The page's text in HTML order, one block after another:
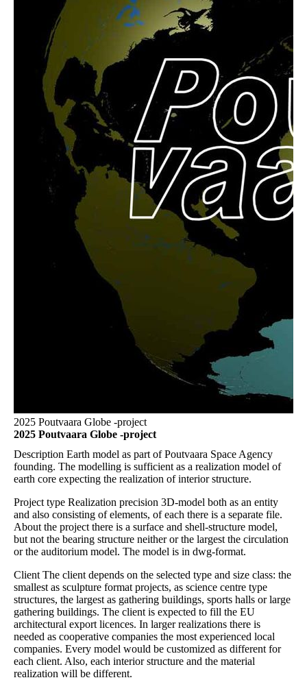
2025 Poutvaara Globe -project
2025 Poutvaara Globe -project
Description Earth model as part of Poutvaara Space Agency
founding. The modelling is sufficient as a realization model of
earth core expecting the realization of interior structure.
Project type Realization precision 3D-model both as an entity
and also consisting of elements, of each there is a separate file.
About the project there is a surface and shell-structure model,
but not the bearing structure neither or the largest the circulation
or the auditorium model. The model is in dwg-format.
Client The client depends on the selected type and size class: the
smallest as sculpture format projects, as science centre type
structures, the largest as gathering buildings, sports halls or large
gathering buildings. The client is expected to fill the EU
architectural export licences. In larger realizations there is
needed as cooperative companies the most experienced local
companies. Every model would be customized as different for
each client. Also, each interior structure and the material
realization will be different.